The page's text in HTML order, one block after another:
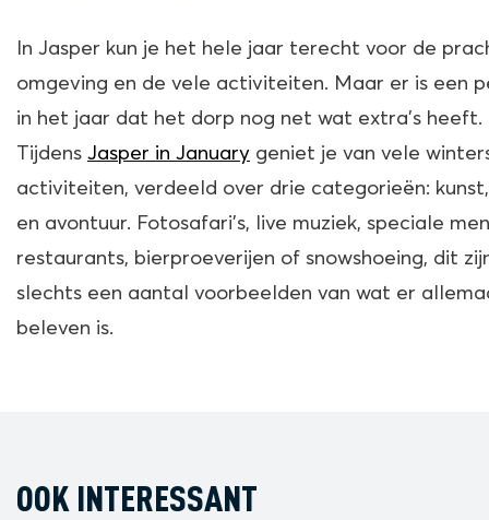
In Jasper kun je het hele jaar terecht voor de
omgeving en de vele activiteiten. Maar er is een
in het jaar dat het dorp nog net wat extra’s heeft.
Tijdens Jasper in January geniet je van vele
activiteiten, verdeeld over drie categorieën:
en avontuur. Fotosafari’s, live muziek, speciale
restaurants, bierproeverijen of snowshoeing, dit
slechts een aantal voorbeelden van wat er
beleven is.
OOK INTERESSANT